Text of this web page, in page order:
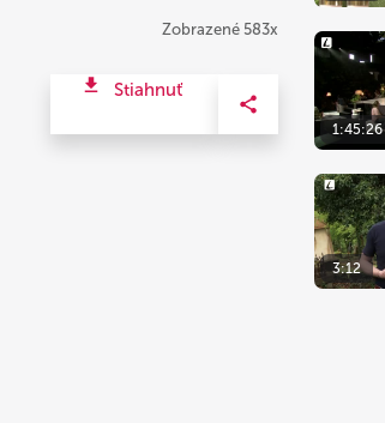
Zobrazené 583x
Stiahnuť
1:45:26
3:12